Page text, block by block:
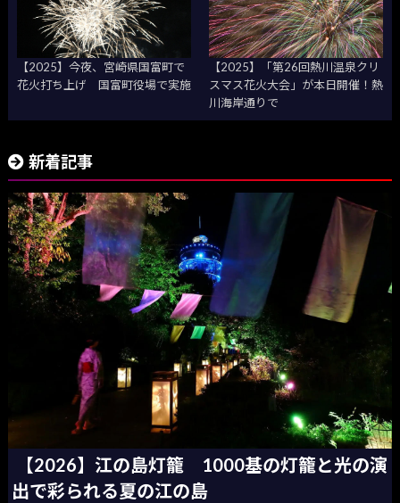
【2025】今夜、宮崎県国富町で
花火打ち上げ 国富町役場で実施
【2025】「第26回熱川温泉クリ
スマス花火大会」が本日開催！熱
川海岸通りで
新着記事
【2026】江の島灯籠 1000基の灯籠と光の演
出で彩られる夏の江の島